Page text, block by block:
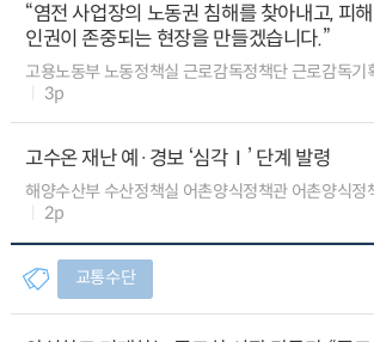
“염전 사업장의 노동권 침해를 찾아내고, 피
인권이 존중되는 현장을 만들겠습니다.”
고용노동부 노동정책실 근로감독정책단 근로감독기
3p
고수온 재난 예·경보 ‘심각Ⅰ’ 단계 발령
해양수산부 수산정책실 어촌양식정책관 어촌양식정
2p
교통수단